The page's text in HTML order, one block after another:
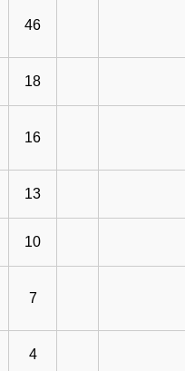
46
18
16
13
10
7
4